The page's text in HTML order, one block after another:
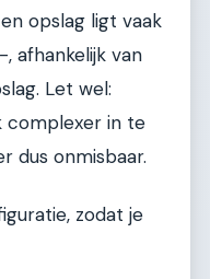
opslag ligt vaak
afhankelijk van
Let wel:
complexer in te
dus onmisbaar.
zodat je